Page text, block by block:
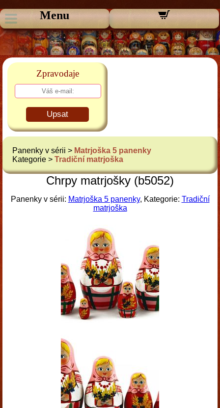
Menu
Zpravodaje
Upsat
Panenky v sérii > Matrjoška 5 panenky
Kategorie > Tradiční matrjoška
Chrpy matrjošky (b5052)
Panenky v sérii: Matrjoška 5 panenky, Kategorie: Tradiční
matrjoška